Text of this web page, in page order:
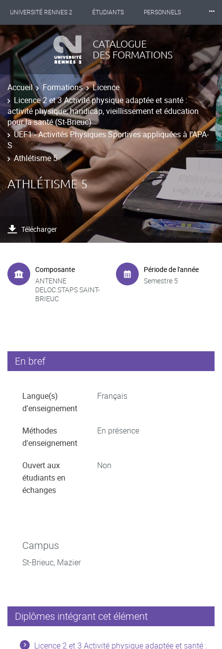
UNIVERSITÉ RENNES 2 ÉTUDIANTS PERSONNELS
INTERNATIONAL PROFESSIONNELS
LES NOUVELLES DE RENNES 2
⸱⸱⸱
CATALOGUE
DES FORMATIONS
Accueil Formations
Licence
Licence 2 et 3 Activité physique adaptée et santé :
activité physique, handicap, vieillissement et éducation
pour la santé (St-Brieuc)
UEF1 - Activités Physiques Sportives appliquées à l'APA-
S
Athlétisme 5
ATHLÉTISME 5
Télécharger
Composante
ANTENNE
DELOC.STAPS SAINT-
BRIEUC
Période de l'année
Semestre 5
En bref
Langue(s)
d'enseignement
Français
Méthodes
d'enseignement
En présence
Ouvert aux
étudiants en
échanges
Non
Campus
St-Brieuc, Mazier
Diplômes intégrant cet élément
Licence 2 et 3 Activité physique adaptée et santé :